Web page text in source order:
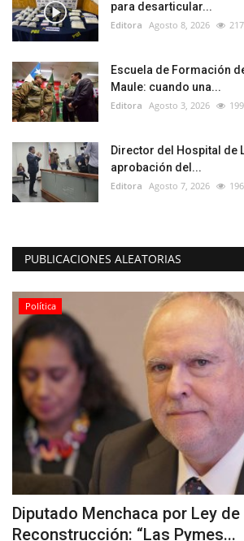
para desarticular...
Editora Agosto 8, 2026 217
Escuela de Formación
Maule: cuando una...
Editora Agosto 3, 2026 199
Director del Hospital de
aprobación del...
Editora Agosto 7, 2026 196
PUBLICACIONES ALEATORIAS
Política
Diputado Menchaca por Ley de
Reconstrucción: “Las Pymes...